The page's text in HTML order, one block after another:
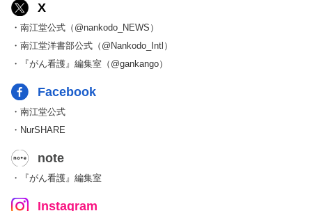
X
・南江堂公式（@nankodo_NEWS）
・南江堂洋書部公式（@Nankodo_Intl）
・『がん看護』編集室（@gankango）
Facebook
・南江堂公式
・NurSHARE
note
・『がん看護』編集室
Instagram